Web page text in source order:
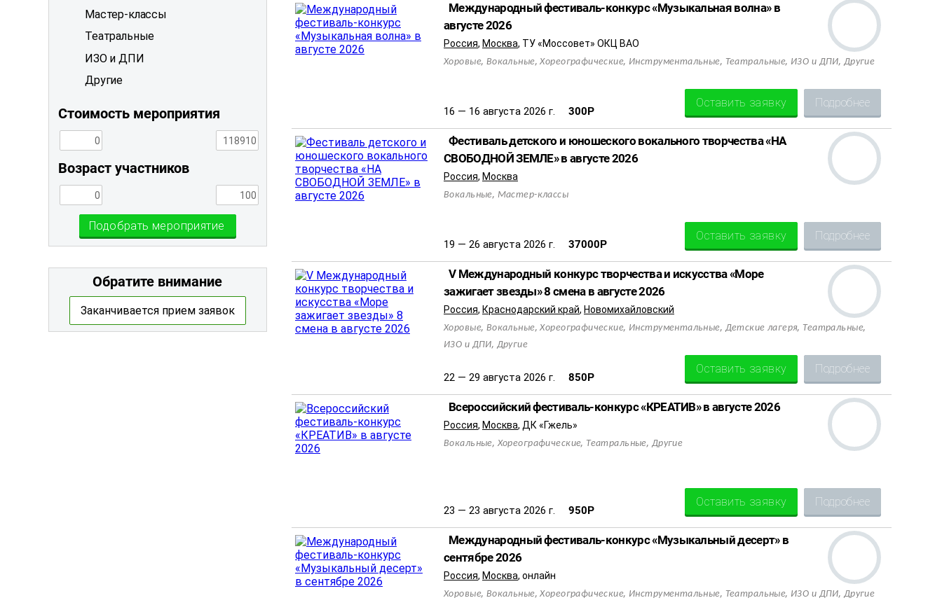
Мастер-классы
Театральные
ИЗО и ДПИ
Другие
Стоимость мероприятия
Возраст участников
Подобрать мероприятие
Обратите внимание
Заканчивается прием заявок
Международный фестиваль-конкурс «Музыкальная волна» в
августе 2026
Россия, Москва, ТУ «Моссовет» ОКЦ ВАО
Хоровые, Вокальные,Хореографические, Инструментальные, Театральные, ИЗО и ДПИ, Другие
16 — 16 августа 2026 г. 300Р
Подробнее
Оставить заявку
Фестиваль детского и юношеского вокального творчества «НА
СВОБОДНОЙ ЗЕМЛЕ» в августе 2026
Россия, Москва
Вокальные, Мастер-классы
19 — 26 августа 2026 г. 37000Р
Подробнее
Оставить заявку
V Международный конкурс творчества и искусства «Море
зажигает звезды» 8 смена в августе 2026
Россия, Краснодарский край, Новомихайловский
Хоровые, Вокальные,Хореографические, Инструментальные, Детские лагеря, Театральные,
ИЗО и ДПИ, Другие
22 — 29 августа 2026 г. 850Р
Подробнее
Оставить заявку
Всероссийский фестиваль-конкурс «КРЕАТИВ» в августе 2026
Россия, Москва, ДК «Гжель»
Вокальные, Хореографические, Театральные, Другие
23 — 23 августа 2026 г. 950Р
Подробнее
Оставить заявку
Международный фестиваль-конкурс «Музыкальный десерт» в
сентябре 2026
Россия, Москва, онлайн
Хоровые, Вокальные,Хореографические, Инструментальные, Театральные, ИЗО и ДПИ, Другие